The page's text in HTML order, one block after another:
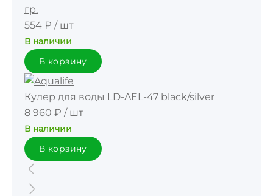
гр.
554 ₽ / шт
В наличии
В корзину
Кулер для воды LD-AEL-47 black/silver
8 960 ₽ / шт
В наличии
В корзину